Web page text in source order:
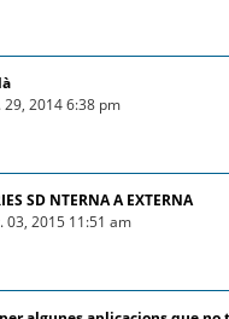
29, 2014 6:38 pm
SD NTERNA A EXTERNA
03, 2015 11:51 am